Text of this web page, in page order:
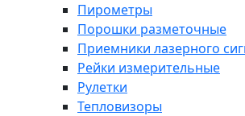
Пирометры
Порошки разметочные
Приемники лазерного
Рейки измерительные
Рулетки
Тепловизоры